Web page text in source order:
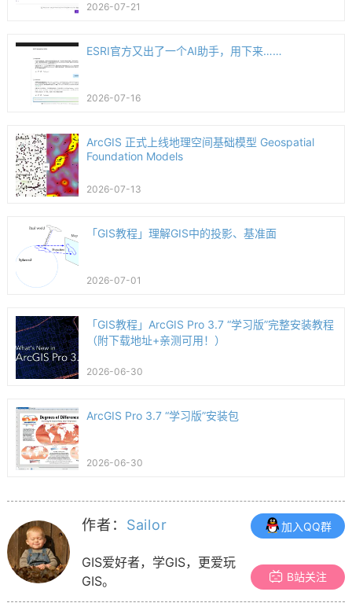
2026-07-21
ESRI官方又出了一个AI助手，用下来……
2026-07-16
ArcGIS 正式上线地理空间基础模型 Geospatial
Foundation Models
2026-07-13
「GIS教程」理解GIS中的投影、基准面
2026-07-01
「GIS教程」ArcGIS Pro 3.7 “学习版”完整安装教程
（附下载地址+亲测可用！）
2026-06-30
ArcGIS Pro 3.7 “学习版”安装包
2026-06-30
作者： Sailor
GIS爱好者，学GIS，更爱玩
GIS。
加入QQ群
B站关注